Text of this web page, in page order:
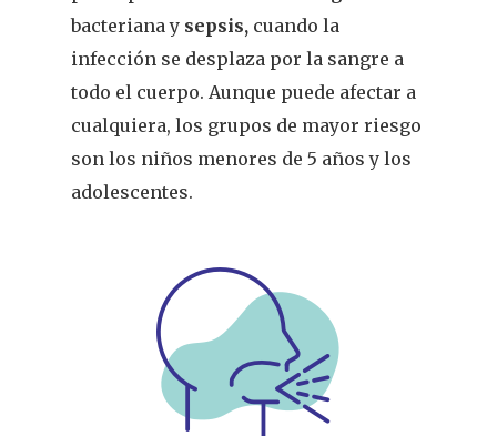
bacteriana y sepsis, cuando la
infección se desplaza por la sangre a
todo el cuerpo. Aunque puede afectar a
cualquiera, los grupos de mayor riesgo
son los niños menores de 5 años y los
adolescentes.